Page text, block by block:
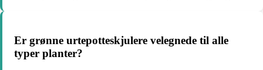
Er grønne urtepotteskjulere velegnede til alle
typer planter?